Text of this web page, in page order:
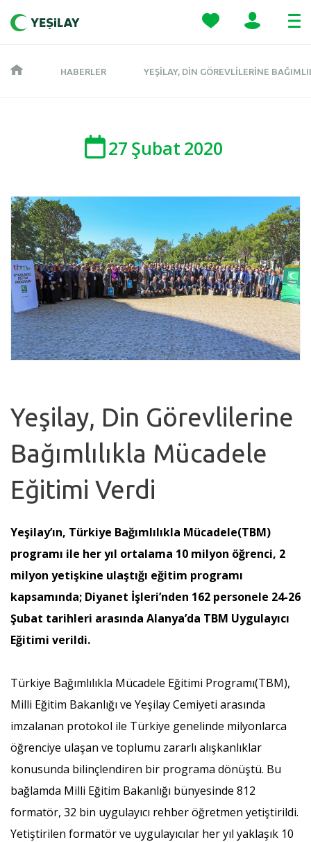
HABERLER YEŞILAY, DIN GÖREVLILERINE
27 Şubat 2020
Yeşilay, Din Görevlilerine
Bağımlılıkla Mücadele
Eğitimi Verdi
Yeşilay’ın, Türkiye Bağımlılıkla Mücadele(TBM)
programı ile her yıl ortalama 10 milyon öğrenci, 2
milyon yetişkine ulaştığı eğitim programı
kapsamında; Diyanet İşleri’nden 162 personele 24-26
Şubat tarihleri arasında Alanya’da TBM Uygulayıcı
Eğitimi verildi.
Türkiye Bağımlılıkla Mücadele Eğitimi Programı(TBM),
Milli Eğitim Bakanlığı ve Yeşilay Cemiyeti arasında
imzalanan protokol ile Türkiye genelinde milyonlarca
öğrenciye ulaşan ve toplumu zararlı alışkanlıklar
konusunda bilinçlendiren bir programa dönüştü. Bu
bağlamda Milli Eğitim Bakanlığı bünyesinde 812
formatör, 32 bin uygulayıcı rehber öğretmen yetiştirildi.
Yetiştirilen formatör ve uygulayıcılar her yıl yaklaşık 10